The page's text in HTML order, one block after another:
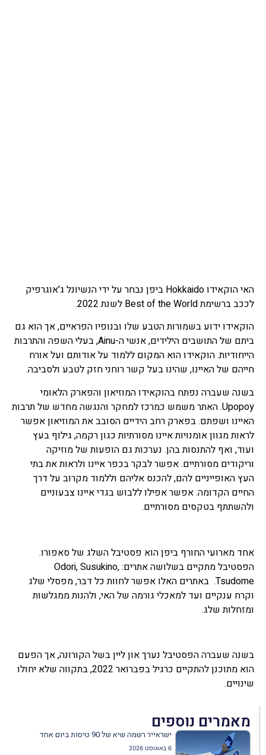
האי הוקאידו Hokkaido ביפן נבחר על ידי הנשיונל ג'אוגרפיק
לככב ברשימת Best of the World לשנת 2022.
הוקאידו ידוע בשמורות הטבע שלו ובנופיו הפראיים, אך הוא גם
ביתם של התושבים הילידים, אנשי ה-Ainu, בעלי השפה והתרבות
הייחודיות. הוקאידו הוא המקום ללמוד על אודותם ועל אורח
חייהם של האיינו, שהינו בעל קשר רוחני חזק לטבע ולסביבה.
בשנה שעברה נפתח בהוקאידו המוזיאון והפארק הלאומי
Upopoy. האתר משמש כמרכז למחקר והנגשה מחדש של תרבות
האיינו ושפתם. בפארק רחב הידיים הסובב את המוזיאון אפשר
לראות מגוון אומנויות איינו מסורתיות כגון רקמה, גילוף בעץ
ועוד, ואף להתנסות בהן. נערכות גם הופעות של מוזיקה
וריקודים מסורתיים. אפשר לבקר בכפר איינו ולראות את בתי
העץ האופייניים להם, להכנס אליהם וללמוד מקרוב על דרך
החיים הקדומה. אפשר אפילו ללבוש בגדי איינו צבעוניים
ולהשתתף בטקסים מסורתיים.
אחד מארועי החורף ביפן הוא פסטיבל השלג של סאפורו.
הפסטיבל מתקיים בשלושה אתרים: Odori, Susukino,
Tsudome. באתרים האלו אפשר לחוות כל דבר, מפסלי שלג
וקרח ענקיים ועד למאכלי גורמה של האי, ולהנות ממגלשות
ומזחלות שלג.
בשנה שעברה הפסטיבל נערך און ליין בשל הקורונה, אך הפעם
הוא מתוכנן להתקיים כרגיל בפברואר 2022, בתקווה שלא יחולו
שינויים.
מאמרים נוספים
ישראייר רשמה שיא של 90 טיסות ביום אחד
6 באוגוסט 2026